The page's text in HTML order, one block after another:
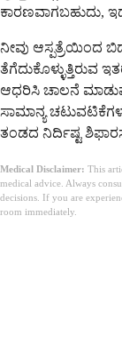
ಕಾರಣವಾಗಬಹುದು,
ನೀವು ಆಸ್ಪತ್ರೆಯಿಂದ
ತೆಗೆದುಕೊಳ್ಳುತ್ತಿರುವ
ಆಧರಿಸಿ ಚಾಲನೆ ಮಾಡುವ
ಸಾಮಾನ್ಯ
ತಂಡದ ನಿರ್ದಿಷ್ಟ
Medical Disclaimer: This
medical advice. Always
decisions. If you are
room immediately.